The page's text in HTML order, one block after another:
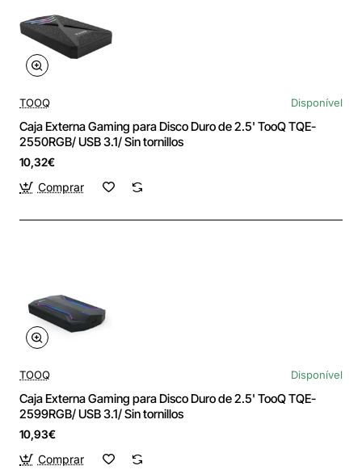
TOOQ Disponível
Caja Externa Gaming para Disco Duro de 2.5' TooQ TQE-
2550RGB/ USB 3.1/ Sin tornillos
10,32€
Comprar
TOOQ Disponível
Caja Externa Gaming para Disco Duro de 2.5' TooQ TQE-
2599RGB/ USB 3.1/ Sin tornillos
10,93€
Comprar